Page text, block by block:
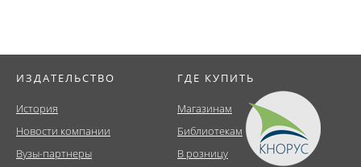
ИЗДАТЕЛЬСТВО
История
Новости компании
Вузы-партнеры
ГДЕ КУПИТЬ
Магазинам
Библиотекам
В розницу